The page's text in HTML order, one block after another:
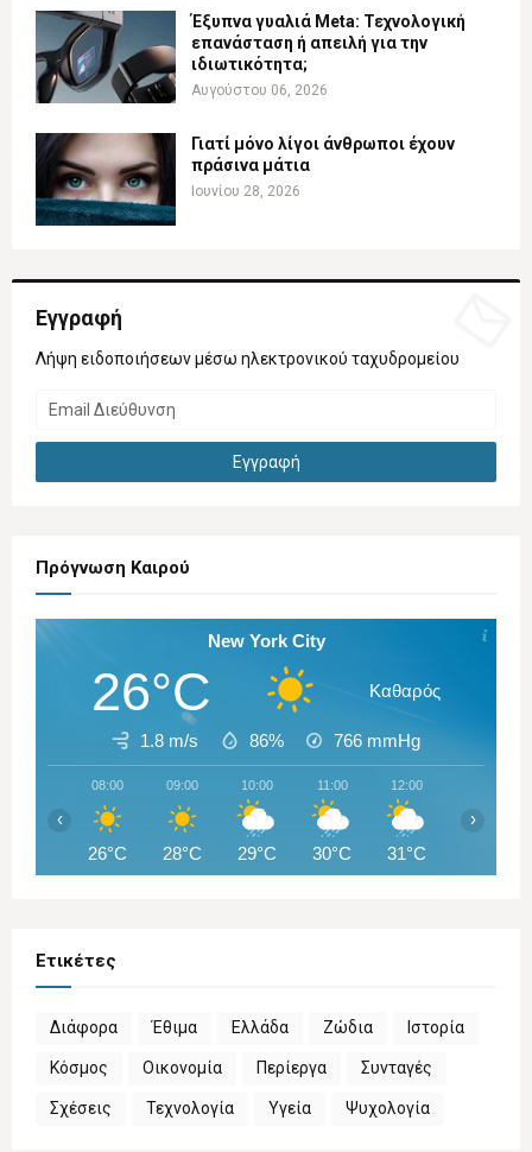
Έξυπνα γυαλιά Meta: Τεχνολογική
επανάσταση ή απειλή για την
ιδιωτικότητα;
Αυγούστου 06, 2026
Γιατί μόνο λίγοι άνθρωποι έχουν
πράσινα μάτια
Ιουνίου 28, 2026
Εγγραφή
Λήψη ειδοποιήσεων μέσω ηλεκτρονικού ταχυδρομείου
Πρόγνωση Καιρού
New York City
26°C Καθαρός
1.8 m/s 86% 766 mmHg
08:00
26°C
09:00
28°C
10:00
29°C
11:00
30°C
12:00
31°C
‹ ›
Ετικέτες
Διάφορα Έθιμα Ελλάδα Ζώδια Ιστορία
Κόσμος Οικονομία Περίεργα Συνταγές
Σχέσεις Τεχνολογία Υγεία Ψυχολογία